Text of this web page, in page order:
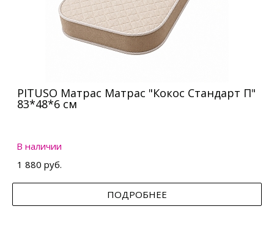
PITUSO Матрас Матрас "Кокос Стандарт П"
83*48*6 см
В наличии
1 880 руб.
ПОДРОБНЕЕ